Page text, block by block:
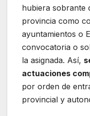
hubiera sobrante
provincia como
ayuntamientos o
convocatoria o
la asignada. Así,
actuaciones
por orden de
provincial y